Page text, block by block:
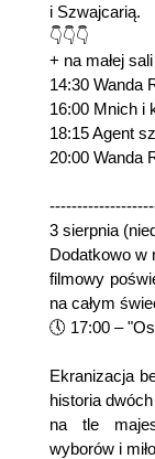
i Szwajcarią.
👇👇👇
+ na małej sali
14:30 Wanda
16:00 Mnich i
18:15 Agent
20:00 Wanda
3 sierpnia
Dodatkowo w
filmowy
na całym
🕔 17:00 –
Ekranizacja
historia
na tle
wyborów i